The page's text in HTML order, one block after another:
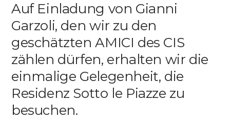
DE
Auf Einladung von Gianni
Garzoli, den wir zu den
geschätzten AMICI des CIS
zählen dürfen, erhalten wir die
einmalige Gelegenheit, die
Residenz Sotto le Piazze zu
besuchen.